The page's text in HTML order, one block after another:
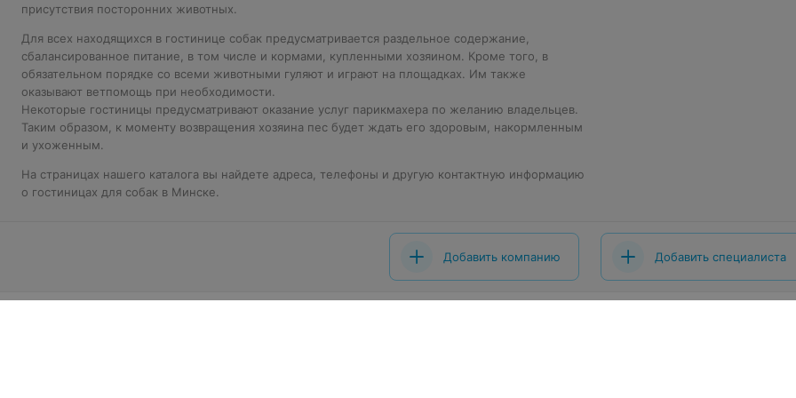
присутствия посторонних животных.
Для всех находящихся в гостинице собак предусматривается раздельное содержание,
сбалансированное питание, в том числе и кормами, купленными хозяином. Кроме того, в
обязательном порядке со всеми животными гуляют и играют на площадках. Им также
оказывают ветпомощь при необходимости.
Некоторые гостиницы предусматривают оказание услуг парикмахера по желанию владельцев.
Таким образом, к моменту возвращения хозяина пес будет ждать его здоровым, накормленным
и ухоженным.
На страницах нашего каталога вы найдете адреса, телефоны и другую контактную информацию
о гостиницах для собак в Минске.
Добавить компанию Добавить специалиста